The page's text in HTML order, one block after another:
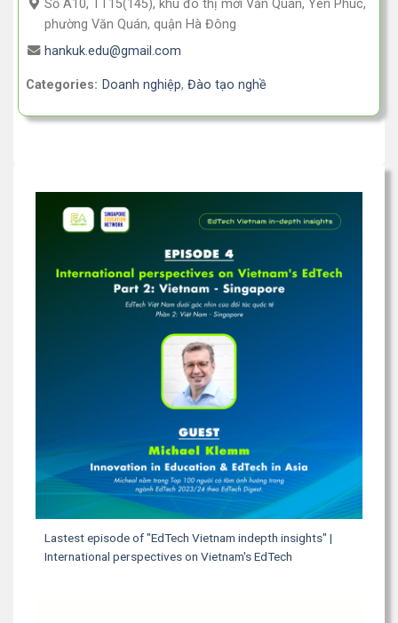
Số A10, TT15(145), khu đô thị mới Văn Quán, Yên Phúc,
phường Văn Quán, quận Hà Đông
hankuk.edu@gmail.com
Categories: Doanh nghiệp, Đào tạo nghề
Lastest episode of "EdTech Vietnam indepth insights" |
International perspectives on Vietnam's EdTech